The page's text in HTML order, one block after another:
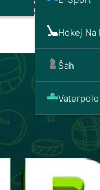
Hokej Na
Šah
Vaterpolo
li